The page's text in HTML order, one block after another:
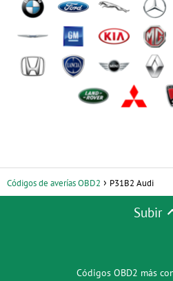
Códigos de averías OBD2 P31B2 Audi
Subir
Códigos OBD2 más